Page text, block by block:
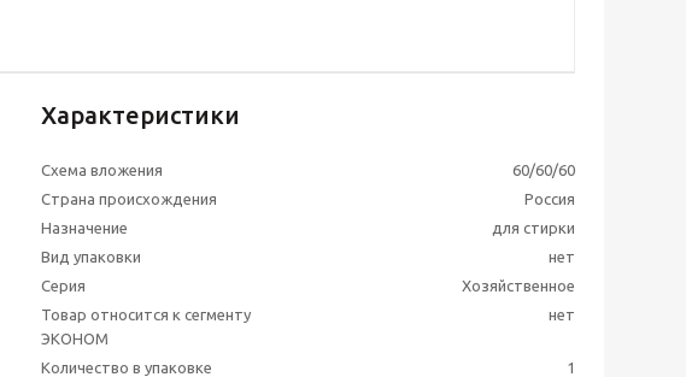
Характеристики
Схема вложения
60/60/60
Страна происхождения
Россия
Назначение
для стирки
Вид упаковки
нет
Серия
Хозяйственное
Товар относится к сегменту
ЭКОНОМ
нет
Количество в упаковке
1